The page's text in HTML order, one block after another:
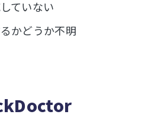
ていない
かどうか不明